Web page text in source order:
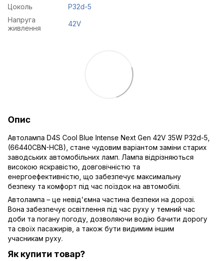
Цоколь
P32d-5
Напруга
живлення
42V
Опис
Автолампа D4S Cool Blue Intense Next Gen 42V 35W P32d-5,
(66440CBN-HCB), стане чудовим варіантом заміни старих
заводських автомобільних ламп. Лампа відрізняються
високою яскравістю, довговічністю та
енергоефективністю, що забезпечує максимальну
безпеку та комфорт під час поїздок на автомобілі.
Автолампа – це невід'ємна частина безпеки на дорозі.
Вона забезпечує освітлення під час руху у темний час
доби та погану погоду, дозволяючи водію бачити дорогу
та своїх пасажирів, а також бути видимим іншим
учасникам руху.
Як купити товар?